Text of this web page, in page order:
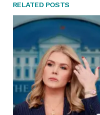
RELATED POSTS